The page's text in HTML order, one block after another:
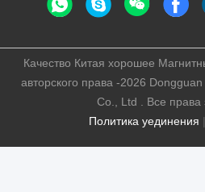
Политика уединения |
Качество Китая хорошее
авторского права -2026
Co., Ltd . Все